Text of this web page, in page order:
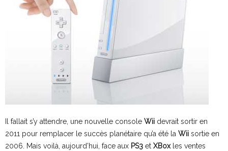
Il fallait s’y attendre, une nouvelle console Wii devrait sortir en
2011 pour remplacer le succès planétaire qu’a été la Wii sortie en
2006.
Mais voilà, aujourd’hui, face aux PS3 et XBoxles ventes